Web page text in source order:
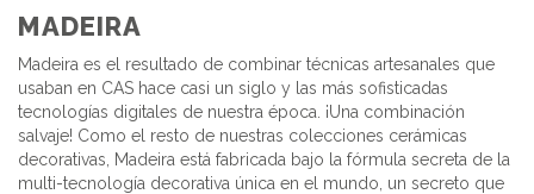
MADEIRA
Madeira es el resultado de combinar técnicas artesanales que
usaban en CAS hace casi un siglo y las más sofisticadas
tecnologías digitales de nuestra época. ¡Una combinación
salvaje! Como el resto de nuestras colecciones cerámicas
decorativas, Madeira está fabricada bajo la fórmula secreta de la
multi-tecnología decorativa única en el mundo, un secreto que